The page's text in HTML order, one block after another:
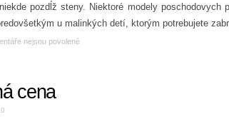
pozdĺž steny. Niektoré modely poschodovych
u malinkých detí, ktorým potrebujete
nejsou povolené
cena